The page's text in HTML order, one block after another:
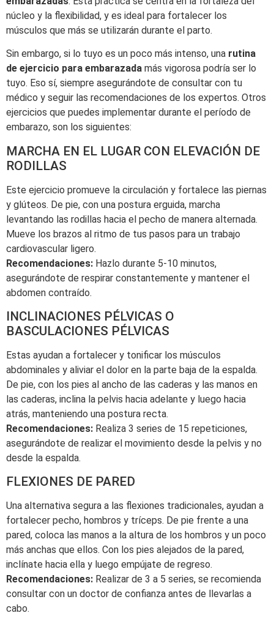
núcleo y la flexibilidad, y es ideal para fortalecer los
músculos que más se utilizarán durante el parto.
Sin embargo, si lo tuyo es un poco más intenso, una rutina
de ejercicio para embarazada más vigorosa podría ser lo
tuyo. Eso sí, siempre asegurándote de consultar con tu
médico y seguir las recomendaciones de los expertos. Otros
ejercicios que puedes implementar durante el período de
embarazo, son los siguientes:
MARCHA EN EL LUGAR CON ELEVACIÓN DE
RODILLAS
Este ejercicio promueve la circulación y fortalece las piernas
y glúteos. De pie, con una postura erguida, marcha
levantando las rodillas hacia el pecho de manera alternada.
Mueve los brazos al ritmo de tus pasos para un trabajo
cardiovascular ligero.
Recomendaciones: Hazlo durante 5-10 minutos,
asegurándote de respirar constantemente y mantener el
abdomen contraído.
INCLINACIONES PÉLVICAS O
BASCULACIONES PÉLVICAS
Estas ayudan a fortalecer y tonificar los músculos
abdominales y aliviar el dolor en la parte baja de la espalda.
De pie, con los pies al ancho de las caderas y las manos en
las caderas, inclina la pelvis hacia adelante y luego hacia
atrás, manteniendo una postura recta.
Recomendaciones: Realiza 3 series de 15 repeticiones,
asegurándote de realizar el movimiento desde la pelvis y no
desde la espalda.
FLEXIONES DE PARED
Una alternativa segura a las flexiones tradicionales, ayudan a
fortalecer pecho, hombros y tríceps. De pie frente a una
pared, coloca las manos a la altura de los hombros y un poco
más anchas que ellos. Con los pies alejados de la pared,
inclínate hacia ella y luego empújate de regreso.
Recomendaciones: Realizar de 3 a 5 series, se recomienda
consultar con un doctor de confianza antes de llevarlas a
cabo.